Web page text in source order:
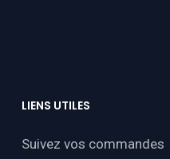
LIENS UTILES
Suivez vos commandes